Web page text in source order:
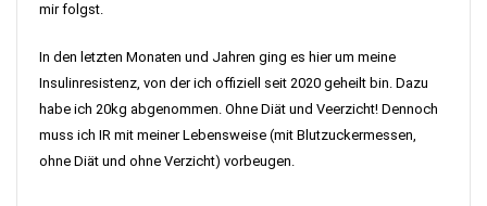
mir folgst.
In den letzten Monaten und Jahren ging es hier um meine
Insulinresistenz, von der ich offiziell seit 2020 geheilt bin. Dazu
habe ich 20kg abgenommen. Ohne Diät und Veerzicht! Dennoch
muss ich IR mit meiner Lebensweise (mit Blutzuckermessen,
ohne Diät und ohne Verzicht) vorbeugen.